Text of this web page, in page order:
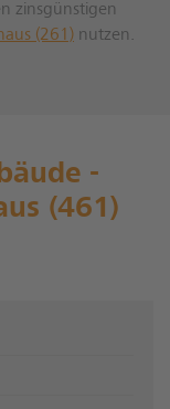
zinsgünstigen
(261) nutzen.
-
(461)